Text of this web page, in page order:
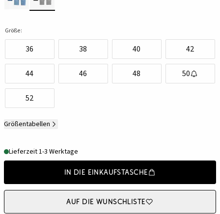
Größe:
36 38 40 42
44 46 48 50
52
Größentabellen
Lieferzeit 1-3 Werktage
In die Einkaufstasche
Auf die Wunschliste